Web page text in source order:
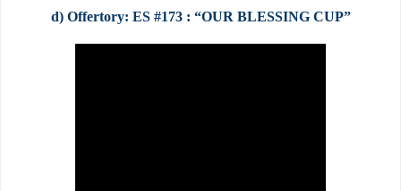
d) Offertory: ES #173 : “OUR BLESSING CUP”